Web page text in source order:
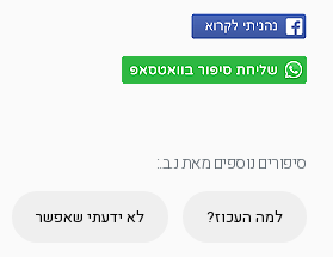
סיפורים נוספים מאת נ.ב.:
למה העכוז? לא ידעתי שאפשר